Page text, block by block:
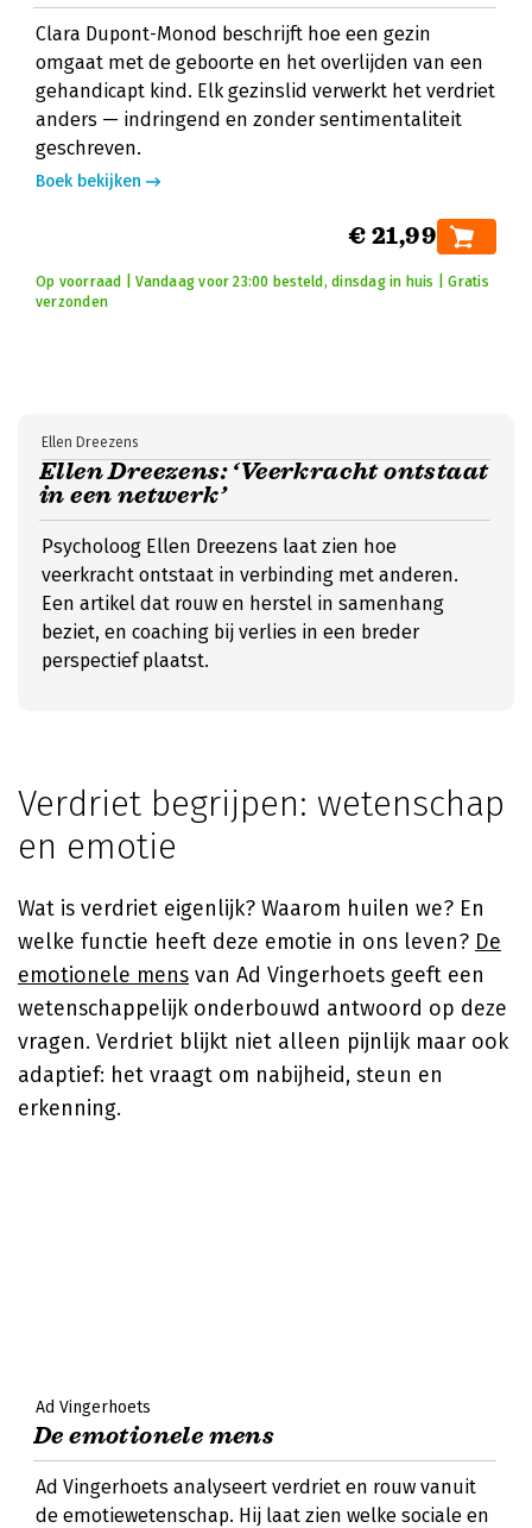
Clara Dupont-Monod beschrijft hoe een gezin
omgaat met de geboorte en het overlijden van een
gehandicapt kind. Elk gezinslid verwerkt het verdriet
anders — indringend en zonder sentimentaliteit
geschreven.
Boek bekijken
€ 21,99
Op voorraad | Vandaag voor 23:00 besteld, dinsdag in huis | Gratis
verzonden
Ellen Dreezens: ‘Veerkracht ontstaat
in een netwerk’
Ellen Dreezens
Psycholoog Ellen Dreezens laat zien hoe
veerkracht ontstaat in verbinding met anderen.
Een artikel dat rouw en herstel in samenhang
beziet, en coaching bij verlies in een breder
perspectief plaatst.
Verdriet begrijpen: wetenschap
en emotie
Wat is verdriet eigenlijk? Waarom huilen we? En
welke functie heeft deze emotie in ons leven? De
emotionele mens van Ad Vingerhoets geeft een
wetenschappelijk onderbouwd antwoord op deze
vragen. Verdriet blijkt niet alleen pijnlijk maar ook
adaptief: het vraagt om nabijheid, steun en
erkenning.
Ad Vingerhoets
De emotionele mens
Ad Vingerhoets analyseert verdriet en rouw vanuit
de emotiewetenschap. Hij laat zien welke sociale en